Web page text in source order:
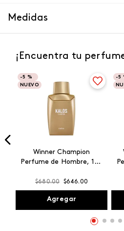
Medidas
¡Encuentra tu
-5 %
NUEVO
Winner Champion
Perfume de Hombre, 100
$680.00 $646.00
Agregar
-5